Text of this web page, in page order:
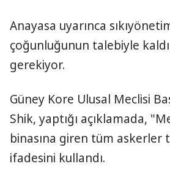
Anayasa uyarınca
çoğunluğunun talebiyle
gerekiyor.
Güney Kore Ulusal Meclisi
Shik, yaptığı açıklamada,
binasına giren tüm askerler
ifadesini kullandı.